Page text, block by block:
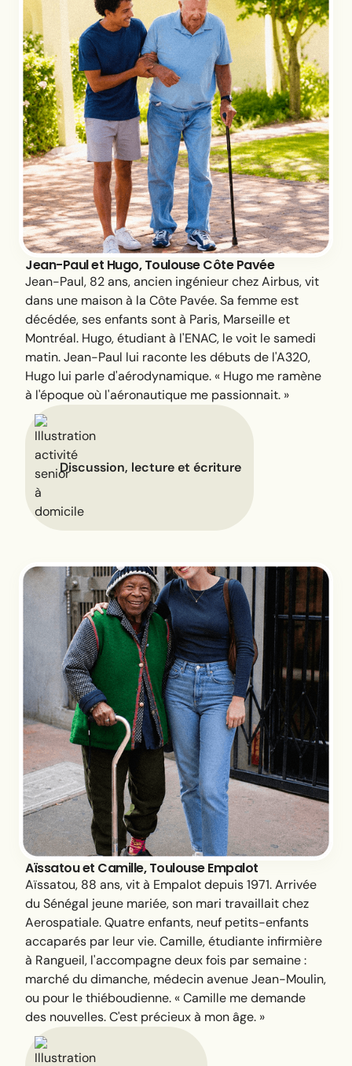
Jean-Paul et Hugo, Toulouse Côte Pavée
Jean-Paul, 82 ans, ancien ingénieur chez Airbus, vit
dans une maison à la Côte Pavée. Sa femme est
décédée, ses enfants sont à Paris, Marseille et
Montréal. Hugo, étudiant à l'ENAC, le voit le samedi
matin. Jean-Paul lui raconte les débuts de l'A320,
Hugo lui parle d'aérodynamique.« Hugo me ramène
à l'époque où l'aéronautique me passionnait. »
Discussion, lecture et écriture
Aïssatou et Camille, Toulouse Empalot
Aïssatou, 88 ans, vit à Empalot depuis 1971. Arrivée
du Sénégal jeune mariée, son mari travaillait chez
Aerospatiale. Quatre enfants, neuf petits-enfants
accaparés par leur vie. Camille, étudiante infirmière
à Rangueil, l'accompagne deux fois par semaine :
marché du dimanche, médecin avenue Jean-Moulin,
ou pour le thiéboudienne.« Camille me demande
des nouvelles. C'est précieux à mon âge. »